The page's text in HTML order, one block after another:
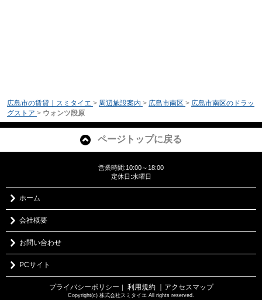
広島市の賃貸｜スミタイエ > 周辺施設案内 > 広島市南区 > 広島市南区のドラッ
グストア > ウォンツ段原
ページトップに戻る
営業時間:10:00～18:00
定休日:水曜日
ホーム
会社概要
お問い合わせ
PCサイト
プライバシーポリシー ｜ 利用規約 ｜アクセスマップ
Copyright(c) 株式会社スミタイエ All rights reserved.